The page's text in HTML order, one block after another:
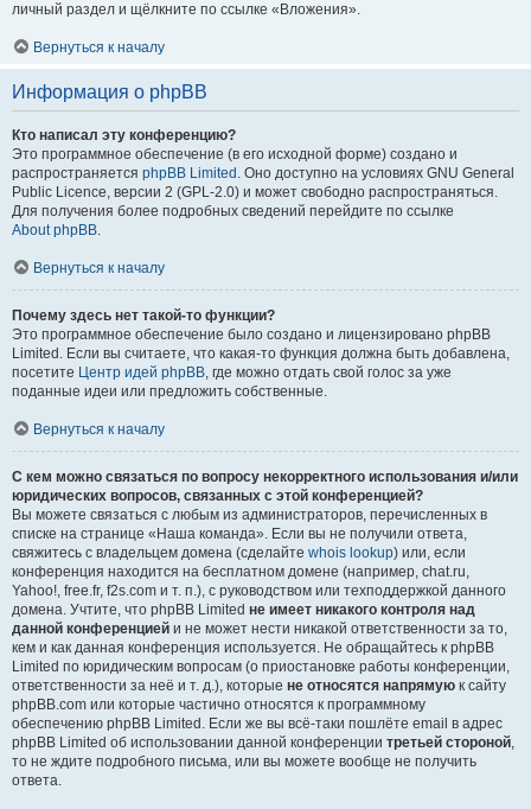
личный раздел и щёлкните по ссылке «Вложения».
Вернуться к началу
Информация о phpBB
Кто написал эту конференцию?
Это программное обеспечение (в его исходной форме) создано и
распространяется phpBB Limited . Оно доступно на условиях GNU General
Public Licence, версии 2 (GPL-2.0) и может свободно распространяться.
Для получения более подробных сведений перейдите по ссылке
About phpBB.
Вернуться к началу
Почему здесь нет такой-то функции?
Это программное обеспечение было создано и лицензировано phpBB
Limited. Если вы считаете, что какая-то функция должна быть добавлена,
посетите Центр идей phpBB, где можно отдать свой голос за уже
поданные идеи или предложить собственные.
Вернуться к началу
С кем можно связаться по вопросу некорректного использования и/или
юридических вопросов, связанных с этой конференцией?
Вы можете связаться с любым из администраторов, перечисленных в
списке на странице «Наша команда». Если вы не получили ответа,
свяжитесь с владельцем домена (сделайте whois lookup) или, если
конференция находится на бесплатном домене (например, chat.ru,
Yahoo!, free.fr, f2s.com и т. п.), с руководством или техподдержкой данного
домена. Учтите, что phpBB Limited не имеет никакого контроля над
данной конференцией и не может нести никакой ответственности за то,
кем и как данная конференция используется. Не обращайтесь к phpBB
Limited по юридическим вопросам (о приостановке работы конференции,
ответственности за неё и т. д.), которые не относятся напрямую к сайту
phpBB.com или которые частично относятся к программному
обеспечению phpBB Limited. Если же вы всё-таки пошлёте email в адрес
phpBB Limited об использовании данной конференции третьей стороной,
то не ждите подробного письма, или вы можете вообще не получить
ответа.